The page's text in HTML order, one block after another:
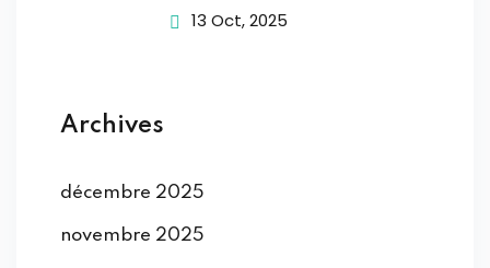
2025-2026
13 Oct, 2025
Archives
décembre 2025
novembre 2025